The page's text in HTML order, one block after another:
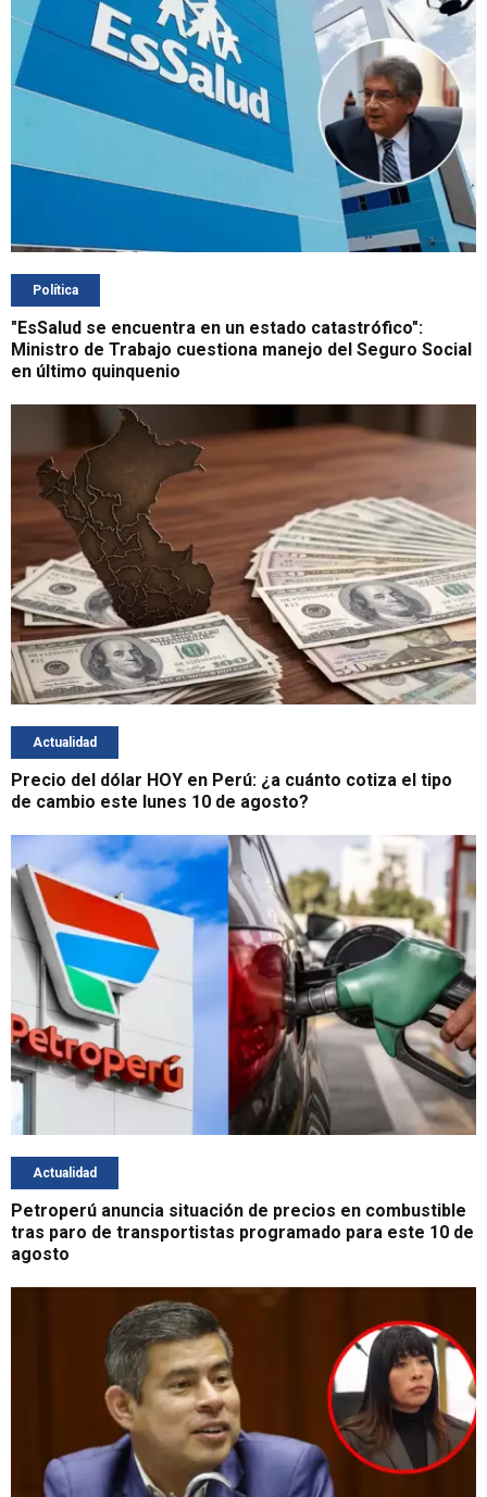
Política
"EsSalud se encuentra en un estado catastrófico":
Ministro de Trabajo cuestiona manejo del Seguro Social
en último quinquenio
Actualidad
Precio del dólar HOY en Perú: ¿a cuánto cotiza el tipo
de cambio este lunes 10 de agosto?
Actualidad
Petroperú anuncia situación de precios en combustible
tras paro de transportistas programado para este 10 de
agosto